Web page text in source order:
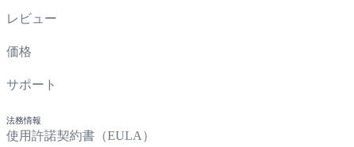
レビュー
価格
サポート
法務情報
使用許諾契約書（EULA）